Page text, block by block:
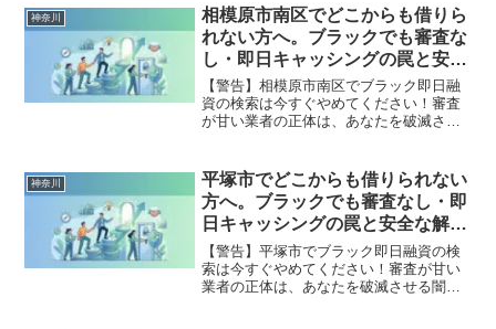
横須賀市で違法業者を避け、借金地獄か
ら抜け出した方々の実体験と確実な解決
策を完全公開。
神奈川
相模原市南区でどこからも借りら
れない方へ。ブラックでも審査な
し・即日キャッシングの罠と安全
な解決策
【警告】相模原市南区でブラック即日融
資の検索は今すぐやめてください！審査
が甘い業者の正体は、あなたを破滅させ
す。相模原市南区で違法業者を避け、借
金地獄から抜け出した方々の実体験と確
実な解決策を完全公開。
神奈川
平塚市でどこからも借りられない
方へ。ブラックでも審査なし・即
日キャッシングの罠と安全な解決
策
【警告】平塚市でブラック即日融資の検
索は今すぐやめてください！審査が甘い
業者の正体は、あなたを破滅させる闇金